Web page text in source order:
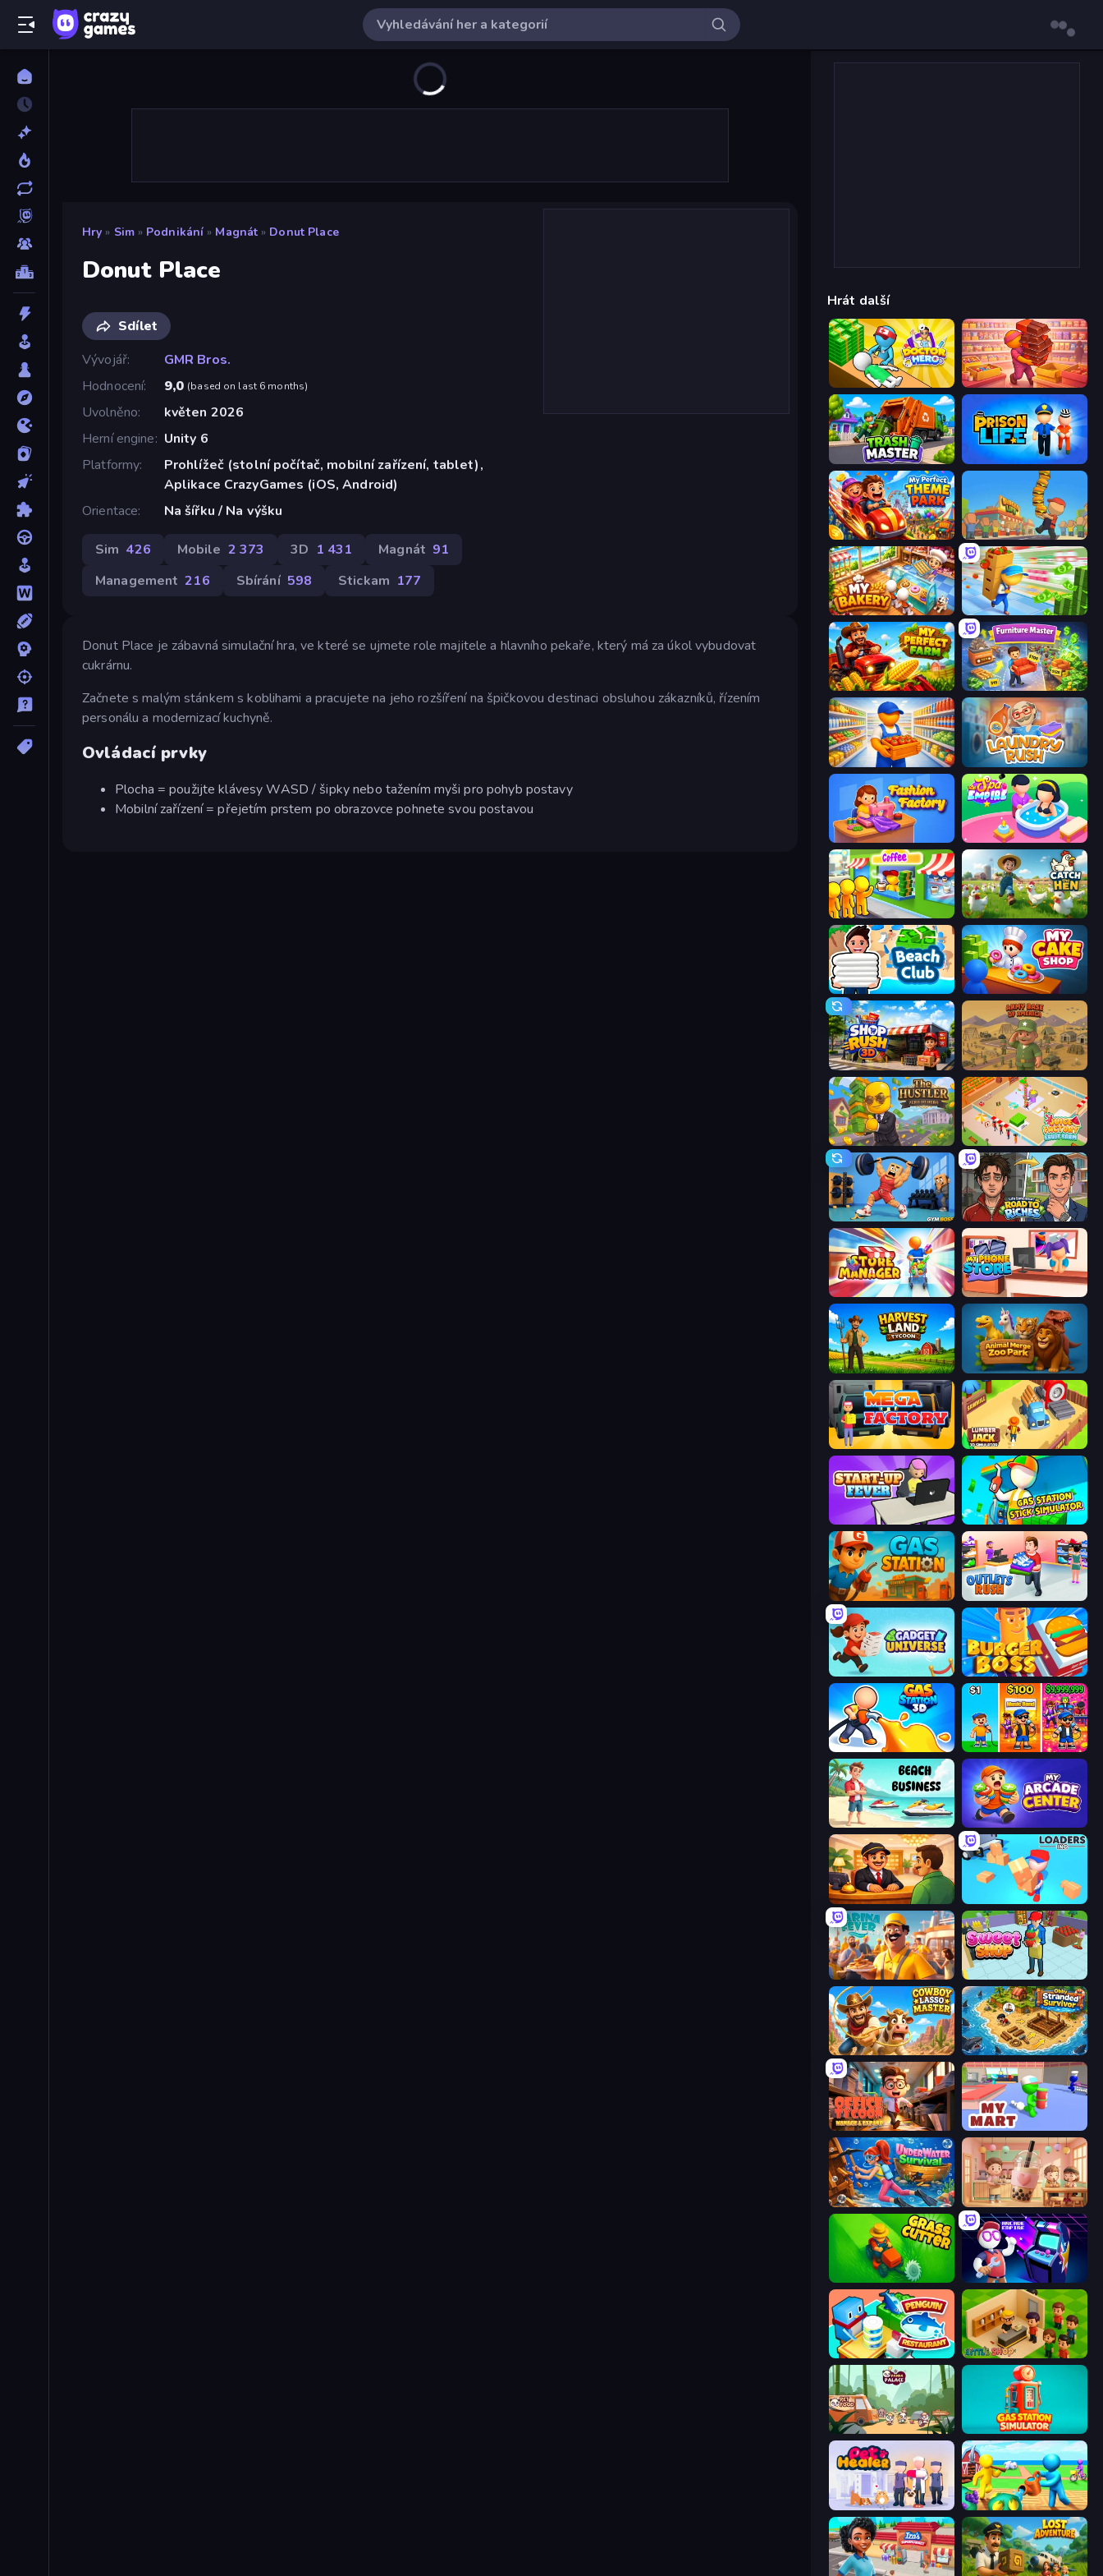
Hry » Sim » Podnikání » Magnát » Donut Place
Donut Place
Sdílet
Vývojář
GMR Bros.
Hodnocení
9,0 (based on last 6 months)
Uvolněno
květen 2026
Herní engine
Unity 6
Platformy
Prohlížeč (stolní počítač, mobilní zařízení, tablet),
Aplikace CrazyGames (iOS, Android)
Orientace
Na šířku / Na výšku
Sim 426 Mobile 2 373 3D 1 431 Magnát 91
Management 216 Sbírání 598 Stickam 177
Donut Place je zábavná simulační hra, ve které se ujmete role majitele a hlavního pekaře, který má za úkol vybudovat
cukrárnu.
Začnete s malým stánkem s koblihami a pracujete na jeho rozšíření na špičkovou destinaci obsluhou zákazníků, řízením
personálu a modernizací kuchyně.
Ovládací prvky
Plocha = použijte klávesy WASD / šipky nebo tažením myši pro pohyb postavy
Mobilní zařízení = přejetím prstem po obrazovce pohnete svou postavou
Hrát další
Doctor Hero Candy Packing Store
Trash Master Prison Life
My Perfect Theme Park Burger Life
My bakery Supermarket Empire
My Perfect Farm Furniture Master: Idle Tycoon
Supermarket Manager Laundry Rush
Fashion Factory Spa Empire
Coffee Idle Catch the Hen
Beach Club My Cake Shop
Shop Rush 3D Army Base Of America
The Hustler Juice Factory - Fruit Farm
Gym Boss Life Simulator: Road to Riches
Store Manager My Phone Store
Harvest Land Tycoon Animal Merge Zoo Park
Mega Factory Lumberjack 3D Simulator
StartUp Fever Gas Station - Stick Simulator
Gas Station Outlets Rush
Gadget Universe Burger Boss
Gas Station 3D Music Band
Beach Business My Arcade Center
Marina Fever Tycoon Sweet Shop 3D
Cowboy Lasso Master Obby Stranded Survivor
Office Tycoon: Expand & Manage My Mart
Underwater Survival Boba Shop
Arcade Empire
Penguin Restaurant Little Shop
Panda Palace Gas Station Simulator
Pet Healer - Vet Hospital Farm Land